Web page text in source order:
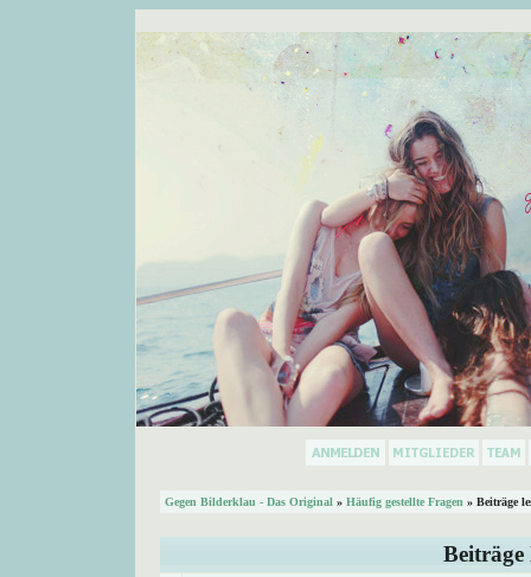
Gegen Bilderklau - Das Original » Häufig gestellte Fragen » Beiträge
Beiträge